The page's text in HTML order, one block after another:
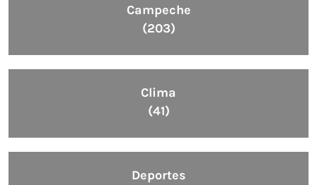
Campeche
(203)
Clima
(41)
Deportes